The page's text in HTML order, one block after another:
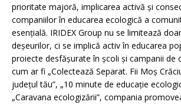
prioritate majoră, implicarea activă și
companiilor în educarea ecologică a
esențială. IRIDEX Group nu se limitează
deșeurilor, ci se implică activ în educarea
proiecte desfășurate în școli și campanii de
cum ar fi „Colectează Separat. Fii Moș
județul tău”, „10 minute de educație
„Caravana ecologizării”, compania